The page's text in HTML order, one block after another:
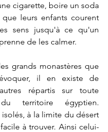
cigarette, boire un soda
leurs enfants courent
sens jusqu'à ce qu'un
de les calmer.
grands monastères que
il en existe de
répartis sur toute
territoire égyptien.
isolés, à la limite du désert
à trouver. Ainsi celui-